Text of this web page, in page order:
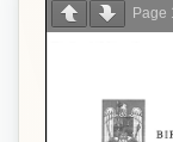
Page